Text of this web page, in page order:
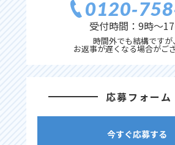
受付時間：9時〜
時間外でも結構ですが、
お返事が遅くなる場合がご
応募フォーム
今すぐ応募する